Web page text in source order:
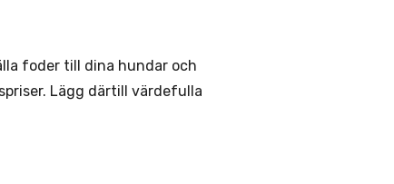
foder till dina hundar och
Lägg därtill värdefulla